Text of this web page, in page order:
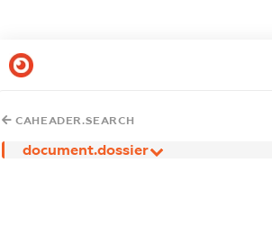
CAHEADER.SEARCH
document.dossier